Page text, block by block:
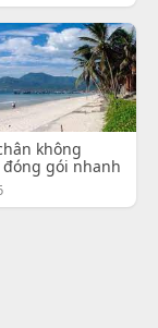
không
đóng gói nhanh